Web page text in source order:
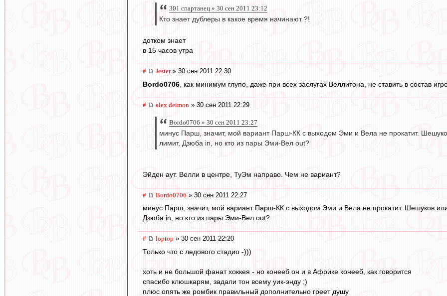
301 спартанец » 30 сен 2011 23:12
Кто знает дублеры в какое время начинают ?!
дотком знает
в 15 часов утра
# Jester» 30 сен 2011 22:30
Bordo0706 , как минимум глупо, даже при всех заслугах Веллитона, не ставить в состав
# alex deimon » 30 сен 2011 22:29
Bordo0706 » 30 сен 2011 23:27
минус Парш, значит, мой вариант Парш-КК с выходом Эми и Вела не прокатит.
лимит, Дзюба in, но кто из пары Эми-Вел out?
Эйден аут. Велли в центре, ТуЭм направо. Чем не вариант?
# Bordo0706 » 30 сен 2011 22:27
минус Парш, значит, мой вариант Парш-КК с выходом Эми и Вела не прокатит. Шешуков
Дзюба in, но кто из пары Эми-Вел out?
# loptop » 30 сен 2011 22:20
Только что с ледового стадио -)))
хоть и не большой фанат хоккея - но конееб он и в Африке конееб, как говорится
спасибо клюшкарям, задали тон всему уик-энду ;)
плюс опять же ромбик правильный дополнительно греет душу